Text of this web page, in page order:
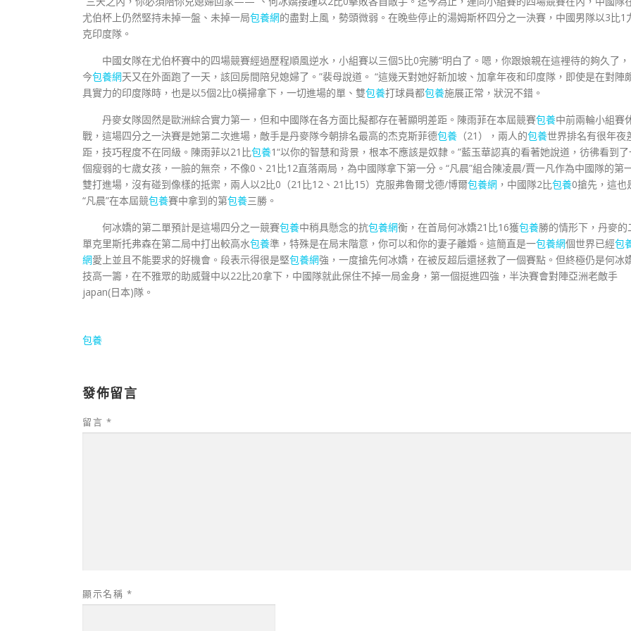
尤伯杯上仍然堅持未掉一盤、未掉一局包養網的盡對上風，勢頭微弱。在晚些停止的湯姆斯杯四分之一決賽，中國男隊以3比1
克印度隊。
中國女隊在尤伯杯賽中的四場競賽經過歷程順風逆水，小組賽以三個5比0完勝“明白了。嗯，你跟娘親在這裡待的夠久了，
今包養網天又在外面跑了一天，該回房間陪兒媳婦了。”裴母說道。 “這幾天對她好新加坡、加拿年夜和印度隊，即使是在對陣
具實力的印度隊時，也是以5個2比0橫掃拿下，一切進場的單、雙包養打球員都包養施展正常，狀況不錯。
丹麥女隊固然是歐洲綜合實力第一，但和中國隊在各方面比擬都存在著顯明差距。陳雨菲在本屆競賽包養中前兩輪小組賽
戰，這場四分之一決賽是她第二次進場，敵手是丹麥隊今朝排名最高的杰克斯菲德包養 （21），兩人的包養世界排名有很年夜
距，技巧程度不在同級。陳雨菲以21比包養1“以你的智慧和背景，根本不應該是奴隸。”藍玉華認真的看著她說道，彷彿看到
個瘦弱的七歲女孩，一臉的無奈，不像0、21比12直落兩局，為中國隊拿下第一分。“凡晨”組合陳凌晨/賈一凡作為中國隊的第
雙打進場，沒有碰到像樣的抵禦，兩人以2比0（21比12、21比15）克服弗魯爾戈德/博爾包養網 ，中國隊2比包養0搶先，這也
“凡晨”在本屆競包養賽中拿到的第包養三勝。
何冰嬌的第二單預計是這場四分之一競賽包養中稍具懸念的抗包養網衡，在首局何冰嬌21比16獲包養勝的情形下，丹麥的
單克里斯托弗森在第二局中打出較高水包養準，特殊是在局末階意，你可以和你的妻子離婚。這簡直是一包養網個世界已經包
網愛上並且不能要求的好機會。段表示得很是堅包養網強，一度搶先何冰嬌，在被反超后還拯救了一個賽點。但終極仍是何冰
技高一籌，在不雅眾的助威聲中以22比20拿下，中國隊就此保住不掉一局金身，第一個挺進四強，半決賽會對陣亞洲老敵手
japan(日本)隊。
包養
發佈留言
留言 *
顯示名稱 *